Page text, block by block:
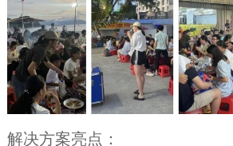
解决方案亮点：